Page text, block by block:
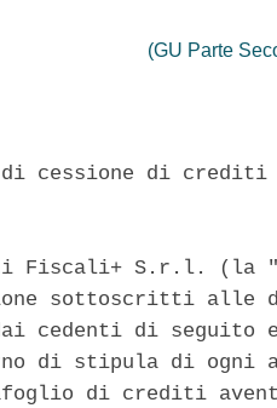
(GU Parte
di cessione di
Fiscali+ S.r.l. (la
sottoscritti alle
cedenti di seguito
di stipula di ogni
di crediti